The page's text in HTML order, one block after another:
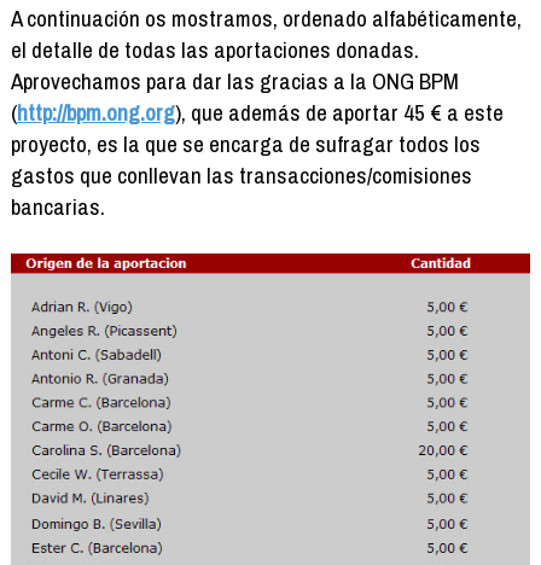
A continuación os mostramos, ordenado alfabéticamente,
el detalle de todas las aportaciones donadas.
Aprovechamos para dar las gracias a la ONG BPM
(http://bpm.ong.org), que además de aportar 45 € a este
proyecto, es la que se encarga de sufragar todos los
gastos que conllevan las transacciones/comisiones
bancarias.